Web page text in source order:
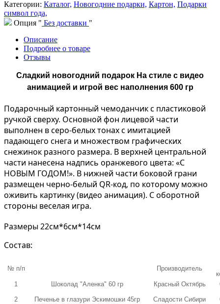
Категории: Каталог, Новогодние подарки, Картон, Подарки
символ года,
Опция " Без доставки "
Описание
Подробнее о товаре
Отзывы
Сладкий новогодний подарок На стиле с видео
анимацией и игрой вес наполнения 600 гр
Подарочный картонный чемоданчик с пластиковой
ручкой сверху. Основной фон лицевой части
выполнен в серо-белых тонах с имитацией
падающего снега и множеством графических
снежинок разного размера. В верхней центральной
части нанесена надпись оранжевого цвета: «С
НОВЫМ ГОДОМ!». В нижней части боковой грани
размещен черно-белый QR-код, по которому можно
оживить картинку (видео анимация). С оборотной
стороны веселая игра.
Размеры 22см*6см*14см
Состав:
№ п/п Производитель
1
Шоколад "Аленка" 60 гр Красный Октябрь
2 Печенье в глазури Эскимошки 45гр Сладости Сибири